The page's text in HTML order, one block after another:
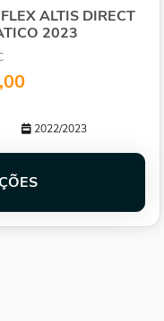
ALTIS DIRECT
2023
2022/2023